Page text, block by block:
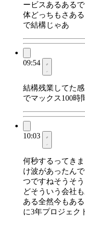
ービスあるある
体どっちもさあ
で結構じゃあ
09:54
結構残業してた
でマックス100時
10:03
何秒するってき
け波があったん
つですねそうそ
どそういう会社
ある全然今もあ
に3年プロジェク